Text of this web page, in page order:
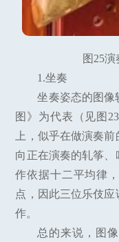
图25
1.坐奏
坐奏姿态的图像
图》为代表（见图
上，似乎在做演奏
向正在演奏的轧筝、
作依据十二平均律
点，因此三位乐伎
作。
总的来说，图